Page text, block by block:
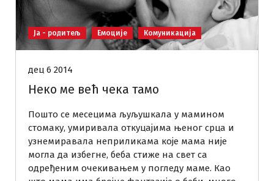
Ја - родитељ Емоције Комуникација
дец 6 2014
Неко ме већ чека тамо
Пошто се месецима љуљушкала у мамином
стомаку, умиривала откуцајима њеног срца и
узнемиравала неприликама које мама није
могла да избегне, беба стиже на свет са
одређеним очекивањем у погледу маме. Као